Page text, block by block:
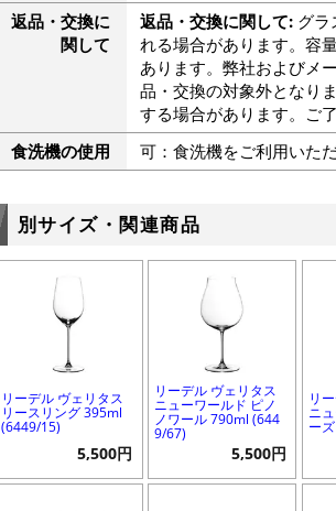
返品・交換に
関して
返品・交換に関して:グラ
れる場合があります。容
あります。弊社およびメ
品・交換の対象外となり
する場合があります。ご
食洗機の使用
可：食洗機をご利用いただ
別サイズ・関連商品
リーデル ヴェリタス
リースリング 395ml
(6449/15)
5,500円
リーデル ヴェリタス
ニューワールド ピノ
ノワール 790ml (644
9/67)
5,500円
リ
ニ
ー